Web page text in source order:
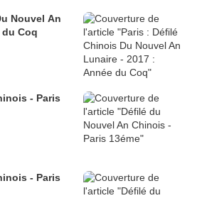
Nouvel An
du Coq
- Paris
- Paris